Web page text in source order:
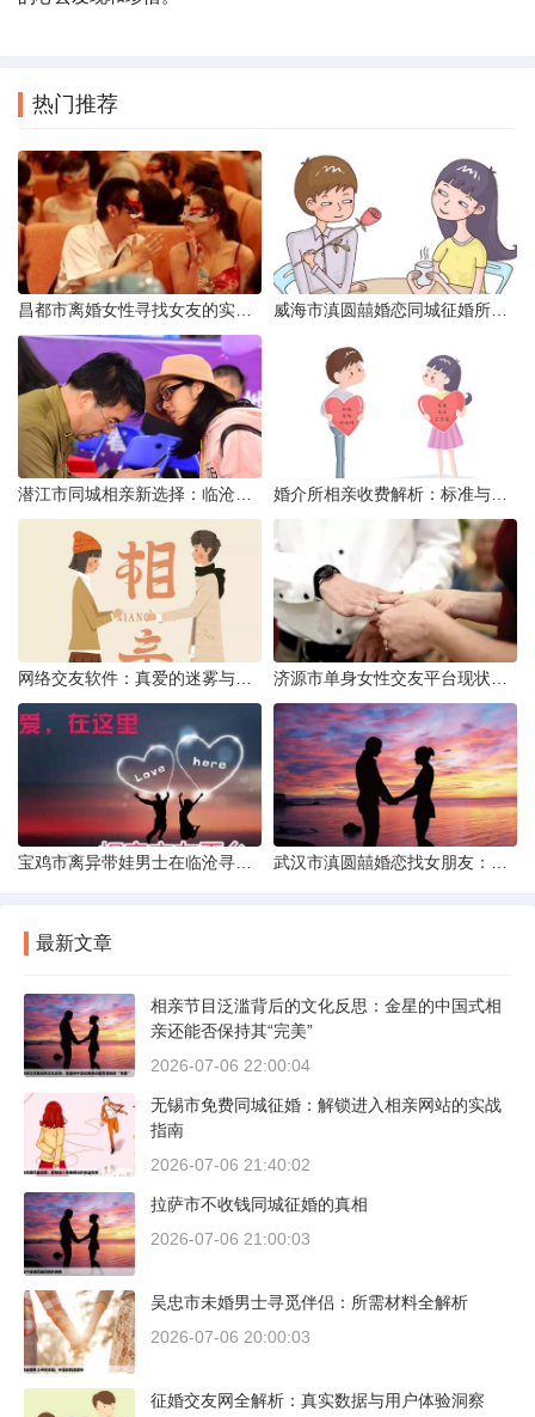
热门推荐
最新文章
相亲节目泛滥背后的文化反思：金星的中国式相
亲还能否保持其“完美”
2026-07-06 22:00:04
无锡市免费同城征婚：解锁进入相亲网站的实战
指南
2026-07-06 21:40:02
拉萨市不收钱同城征婚的真相
2026-07-06 21:00:03
吴忠市未婚男士寻觅伴侣：所需材料全解析
2026-07-06 20:00:03
征婚交友网全解析：真实数据与用户体验洞察